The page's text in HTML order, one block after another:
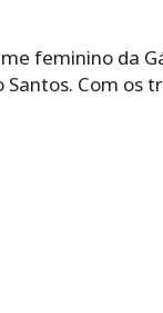
feminino da
Com os